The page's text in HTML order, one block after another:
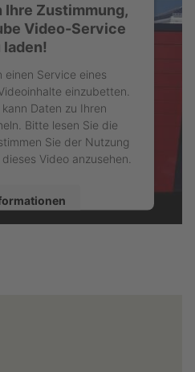
Zustimmung,
Video-Service
laden!
einen Service eines
einzubetten.
Daten zu Ihren
Bitte lesen Sie die
Sie der Nutzung
Video anzusehen.